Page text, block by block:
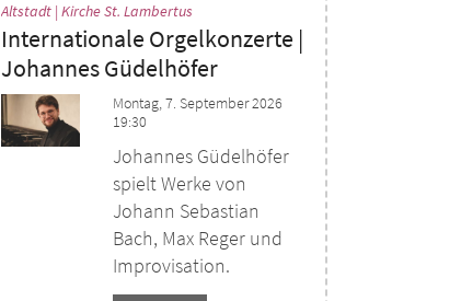
Altstadt | Kirche St. Lambertus
Internationale Orgelkonzerte |
Johannes Güdelhöfer
Montag, 7. September 2026
19:30
Johannes Güdelhöfer
spielt Werke von
Johann Sebastian
Bach, Max Reger und
Improvisation.